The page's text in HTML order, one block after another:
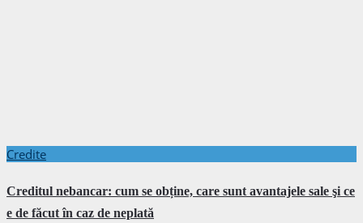
Credite
Creditul nebancar: cum se obține, care sunt avantajele sale şi ce
e de făcut în caz de neplată